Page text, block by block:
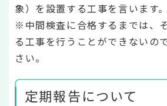
象）を設置する工事を言います。
※中間検査に合格するまでは、
る工事を行うことができないの
さい。
定期報告について